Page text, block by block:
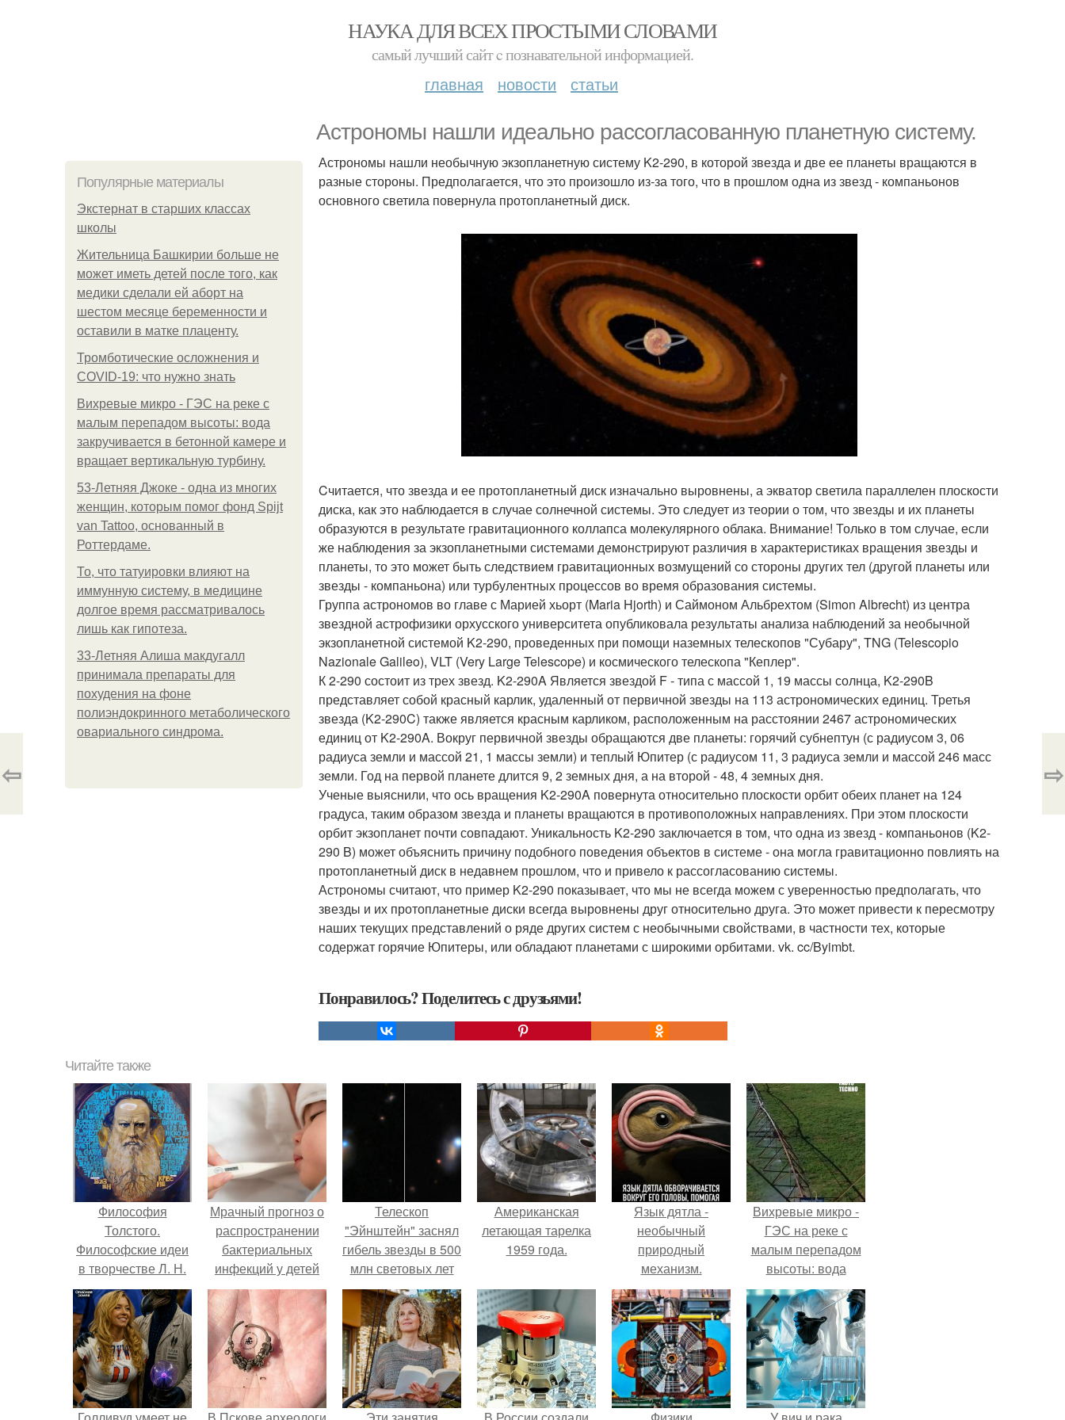
НАУКА ДЛЯ ВСЕХ ПРОСТЫМИ СЛОВАМИ
самый лучший сайт c познавательной информацией.
главная новости статьи
Астрономы нашли идеально рассогласованную планетную систему.
Популярные материалы
Экстернат в старших классах
школы
Жительница Башкирии больше не
может иметь детей после того, как
медики сделали ей аборт на
шестом месяце беременности и
оставили в матке плаценту.
Тромботические осложнения и
COVID-19: что нужно знать
Вихревые микро - ГЭС на реке с
малым перепадом высоты: вода
закручивается в бетонной камере и
вращает вертикальную турбину.
53-Летняя Джоке - одна из многих
женщин, которым помог фонд Spijt
van Tattoo, основанный в
Роттердаме.
То, что татуировки влияют на
иммунную систему, в медицине
долгое время рассматривалось
лишь как гипотеза.
33-Летняя Алиша макдугалл
принимала препараты для
похудения на фоне
полиэндокринного метаболического
овариального синдрома.
Астрономы нашли необычную экзопланетную систему K2-290, в которой звезда и две ее планеты вращаются в
разные стороны. Предполагается, что это произошло из-за того, что в прошлом одна из звезд - компаньонов
основного светила повернула протопланетный диск.
Cчитается, что звезда и ее протопланетный диск изначально выровнены, а экватор светила параллелен плоскости
диска, как это наблюдается в случае солнечной системы. Это следует из теории о том, что звезды и их планеты
образуются в результате гравитационного коллапса молекулярного облака. Внимание! Только в том случае, если
же наблюдения за экзопланетными системами демонстрируют различия в характеристиках вращения звезды и
планеты, то это может быть следствием гравитационных возмущений со стороны других тел (другой планеты или
звезды - компаньона) или турбулентных процессов во время образования системы.
Группа астрономов во главе с Марией хьорт (Maria Hjorth) и Саймоном Альбрехтом (Simon Albrecht) из центра
звездной астрофизики орхусского университета опубликовала результаты анализа наблюдений за необычной
экзопланетной системой K2-290, проведенных при помощи наземных телескопов "Субару", TNG (Telescopio
Nazionale Galileo), VLT (Very Large Telescope) и космического телескопа "Кеплер".
К 2-290 состоит из трех звезд. K2-290A Является звездой F - типа с массой 1, 19 массы солнца, K2-290B
представляет собой красный карлик, удаленный от первичной звезды на 113 астрономических единиц. Третья
звезда (K2-290C) также является красным карликом, расположенным на расстоянии 2467 астрономических
единиц от K2-290A. Вокруг первичной звезды обращаются две планеты: горячий субнептун (с радиусом 3, 06
радиуса земли и массой 21, 1 массы земли) и теплый Юпитер (с радиусом 11, 3 радиуса земли и массой 246 масс
земли. Год на первой планете длится 9, 2 земных дня, а на второй - 48, 4 земных дня.
Ученые выяснили, что ось вращения K2-290A повернута относительно плоскости орбит обеих планет на 124
градуса, таким образом звезда и планеты вращаются в противоположных направлениях. При этом плоскости
орбит экзопланет почти совпадают. Уникальность K2-290 заключается в том, что одна из звезд - компаньонов (K2-
290 B) может объяснить причину подобного поведения объектов в системе - она могла гравитационно повлиять на
протопланетный диск в недавнем прошлом, что и привело к рассогласованию системы.
Астрономы считают, что пример K2-290 показывает, что мы не всегда можем с уверенностью предполагать, что
звезды и их протопланетные диски всегда выровнены друг относительно друга. Это может привести к пересмотру
наших текущих представлений о ряде других систем с необычными свойствами, в частности тех, которые
содержат горячие Юпитеры, или обладают планетами с широкими орбитами. vk. cc/Byimbt.
Понравилось? Поделитесь с друзьями!
⇦ ⇨
Читайте также
Философия
Толстого.
Философские идеи
в творчестве Л. Н.
Толстого.
Мрачный прогноз о
распространении
бактериальных
инфекций у детей
вышел.
Телескоп
"Эйнштейн" заснял
гибель звезды в 500
млн световых лет
от земли.
Американская
летающая тарелка
1959 года.
Язык дятла -
необычный
природный
механизм.
Вихревые микро -
ГЭС на реке с
малым перепадом
высоты: вода
закручивается в
бетонной камере и
вращает
вертикальную
турбину.